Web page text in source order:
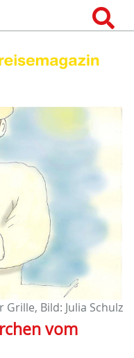
Bild: Julia Schulz
vom